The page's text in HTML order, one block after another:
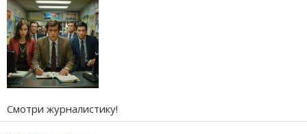
Смотри журналистику!